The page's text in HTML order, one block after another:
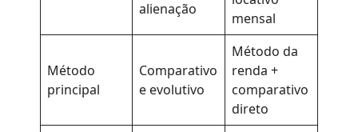
alienação
mensal
Método
principal
Comparativo
e evolutivo
Método da
renda +
comparativo
direto